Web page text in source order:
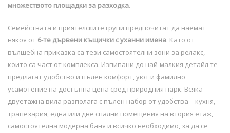
множеството площадки за разходка.
Семействата и приятелските групи предпочитат да наемат
някоя от 6-те дървени къщички с уханни имена. Като от
вълшебна приказка са тези самостоятелни зони за релакс,
които са част от комплекса. Изпипани до най-малкия детайл те
предлагат удобство и пълен комфорт, уют и фамилно
усамотение на достъпна цена сред природния парк. Всяка
двуетажна вила разполага с пълен набор от удобства – кухня,
трапезария, една или две спални помещения на втория етаж,
самостоятелна модерна баня и всичко необходимо, за да се